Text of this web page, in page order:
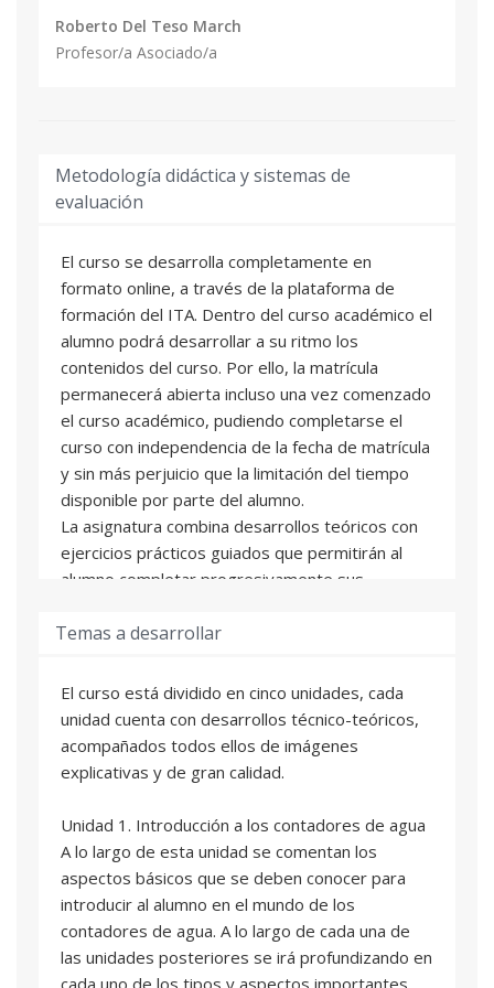
Roberto Del Teso March
Profesor/a Asociado/a
Metodología didáctica y sistemas de
evaluación
El curso se desarrolla completamente en
formato online, a través de la plataforma de
formación del ITA. Dentro del curso académico el
alumno podrá desarrollar a su ritmo los
contenidos del curso. Por ello, la matrícula
permanecerá abierta incluso una vez comenzado
el curso académico, pudiendo completarse el
curso con independencia de la fecha de matrícula
y sin más perjuicio que la limitación del tiempo
disponible por parte del alumno.
La asignatura combina desarrollos teóricos con
ejercicios prácticos guiados que permitirán al
alumno completar progresivamente sus
por unidades didácticas. Al final de cada una de
autoevaluación online que le permitirá valorar su
grado de aprendizaje. De manera adicional a los
contenidos de cada asignatura se incluyen una
serie de ejercicios prácticos para completar la
formación del alumno.
El alumno contará con una tutorización
personalizada durante el curso académico y un
seguimiento según sus preferencias (a través de
correo electrónico, foros o atención telefónica).
La fecha límite para desarrollar los contenidos
Temas a desarrollar
El curso está dividido en cinco unidades, cada
unidad cuenta con desarrollos técnico-teóricos,
acompañados todos ellos de imágenes
explicativas y de gran calidad.
Unidad 1. Introducción a los contadores de agua
A lo largo de esta unidad se comentan los
aspectos básicos que se deben conocer para
introducir al alumno en el mundo de los
contadores de agua. A lo largo de cada una de
las unidades posteriores se irá profundizando en
cada uno de los tipos y aspectos importantes